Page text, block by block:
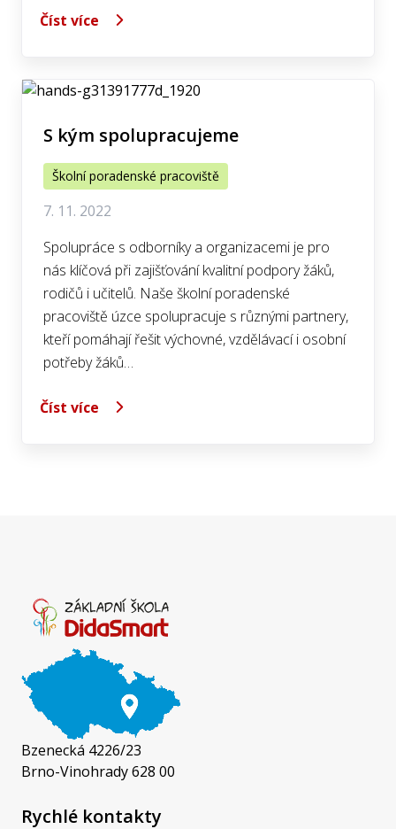
Číst více
S kým spolupracujeme
Školní poradenské pracoviště
7. 11. 2022
Spolupráce s odborníky a organizacemi je pro
nás klíčová při zajišťování kvalitní podpory žáků,
rodičů i učitelů. Naše školní poradenské
pracoviště úzce spolupracuje s různými partnery,
kteří pomáhají řešit výchovné, vzdělávací i osobní
potřeby žáků…
Číst více
Bzenecká 4226/23
Brno-Vinohrady 628 00
Rychlé kontakty